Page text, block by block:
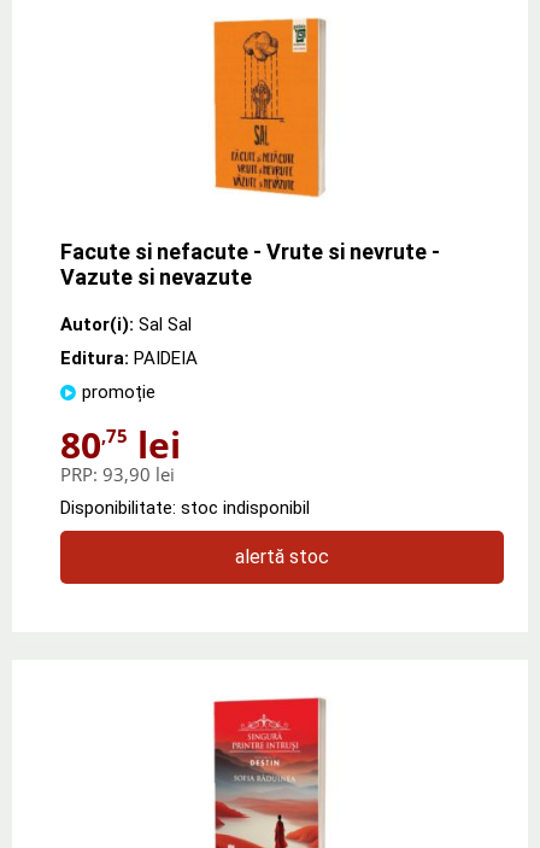
Facute si nefacute - Vrute si nevrute -
Vazute si nevazute
Autor(i): Sal Sal
Editura: PAIDEIA
promoție
80,75 lei
PRP: 93,90 lei
Disponibilitate: stoc indisponibil
alertă stoc